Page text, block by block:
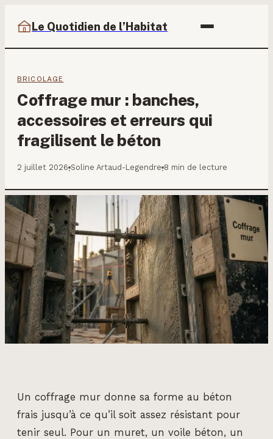
Le Quotidien de l’Habitat
BRICOLAGE
Coffrage mur : banches,
accessoires et erreurs qui
fragilisent le béton
2 juillet 2026·Soline Artaud-Legendre·8 min de lecture
Un coffrage mur donne sa forme au béton
frais jusqu’à ce qu’il soit assez résistant pour
tenir seul. Pour un muret, un voile béton, un